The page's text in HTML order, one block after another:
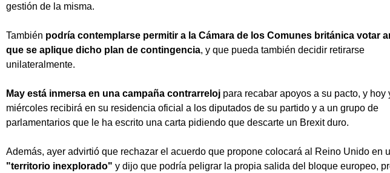
gestión de la misma.
También podría contemplarse permitir a la Cámara de los Comunes británica votar
que se aplique dicho plan de contingencia, y que pueda también decidir retirarse
unilateralmente.
May está inmersa en una campaña contrarreloj para recabar apoyos a su pacto, y hoy
miércoles recibirá en su residencia oficial a los diputados de su partido y a un grupo de
parlamentarios que le ha escrito una carta pidiendo que descarte un Brexit duro.
Además, ayer advirtió que rechazar el acuerdo que propone colocará al Reino Unido en
"territorio inexplorado" y dijo que podría peligrar la propia salida del bloque europeo,